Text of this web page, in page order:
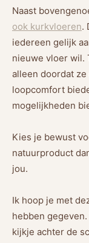
Naast
ook kurkvloeren.
iedereen gelijk
nieuwe vloer wil.
alleen doordat ze
loopcomfort
mogelijkheden
Kies je bewust
natuurproduct
jou.
Ik hoop je met
hebben
kijkje achter de